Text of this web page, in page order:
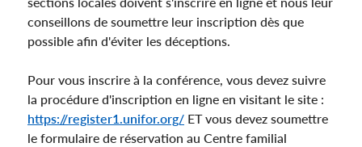
conseillons de soumettre leur inscription dès que
possible afin d'éviter les déceptions.
Pour vous inscrire à la conférence, vous devez suivre
la procédure d'inscription en ligne en visitant le site :
https://register1.unifor.org/ ET vous devez soumettre
le formulaire de réservation au Centre familial